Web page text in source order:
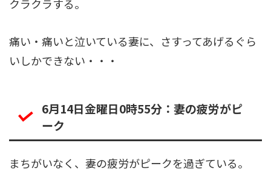
クラクラする。
痛い・痛いと泣いている妻に、さすってあげるぐら
いしかできない・・・
6月14日金曜日0時55分：妻の疲労がピ
ーク
まちがいなく、妻の疲労がピークを過ぎている。